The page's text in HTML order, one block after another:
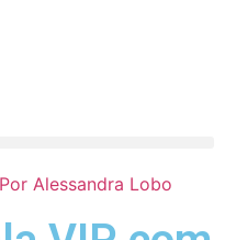
Por Alessandra Lobo